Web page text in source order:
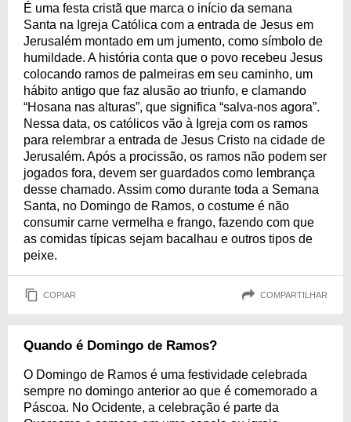
É uma festa cristã que marca o início da semana
Santa na Igreja Católica com a entrada de Jesus em
Jerusalém montado em um jumento, como símbolo de
humildade. A história conta que o povo recebeu Jesus
colocando ramos de palmeiras em seu caminho, um
hábito antigo que faz alusão ao triunfo, e clamando
“Hosana nas alturas”, que significa “salva-nos agora”.
Nessa data, os católicos vão à Igreja com os ramos
para relembrar a entrada de Jesus Cristo na cidade de
Jerusalém. Após a procissão, os ramos não podem ser
jogados fora, devem ser guardados como lembrança
desse chamado. Assim como durante toda a Semana
Santa, no Domingo de Ramos, o costume é não
consumir carne vermelha e frango, fazendo com que
as comidas típicas sejam bacalhau e outros tipos de
peixe.
COPIAR COMPARTILHAR
Quando é Domingo de Ramos?
O Domingo de Ramos é uma festividade celebrada
sempre no domingo anterior ao que é comemorado a
Páscoa. No Ocidente, a celebração é parte da